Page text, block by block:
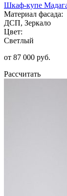
Шкаф-купе
Материал фасада:
ДСП, Зеркало
Цвет:
Светлый
от 87 000 руб.
Рассчитать